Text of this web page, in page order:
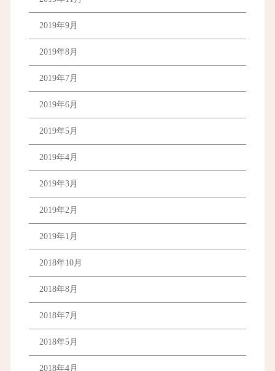
2019年9月
2019年8月
2019年7月
2019年6月
2019年5月
2019年4月
2019年3月
2019年2月
2019年1月
2018年10月
2018年8月
2018年7月
2018年5月
2018年4月